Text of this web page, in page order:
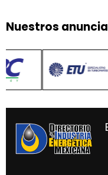
Nuestros